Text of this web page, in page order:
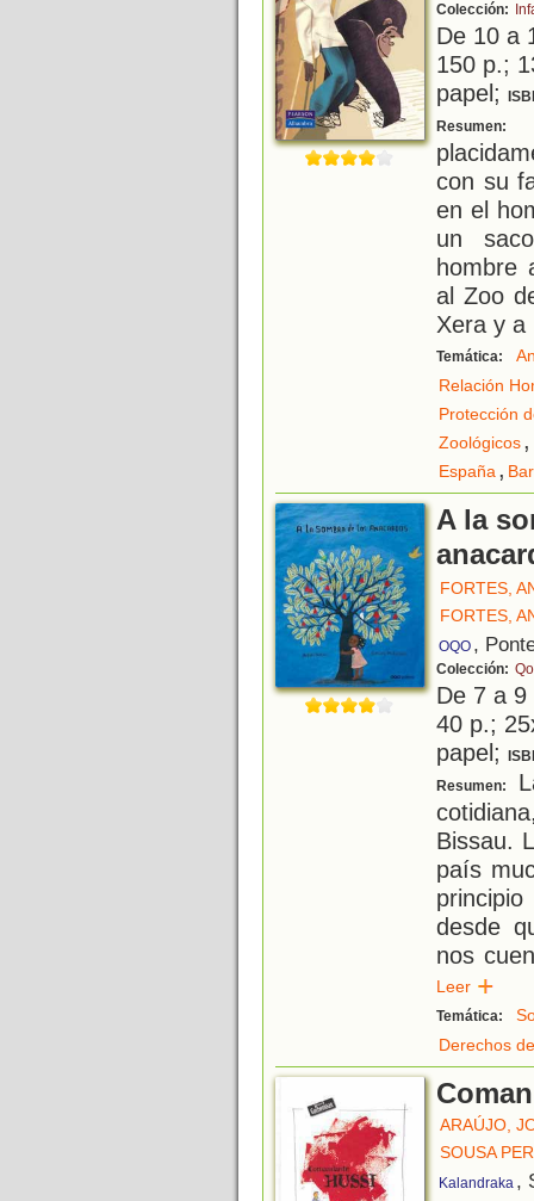
Colección:
De 10 a
150 p.;
papel;
Resumen:
con su
en el
un
hombre
al Zoo
Xera y a
Temática:
Relación
Protección
Zoológicos,
España,
A la
FORTES,
FORTES,
OQO ,
Colección:
De 7 a
40 p.;
papel;
Resumen:
Bissau.
país
desde
nos
Leer
Temática:
Derechos
ARAÚJO,
SOUSA
Kalandraka ,